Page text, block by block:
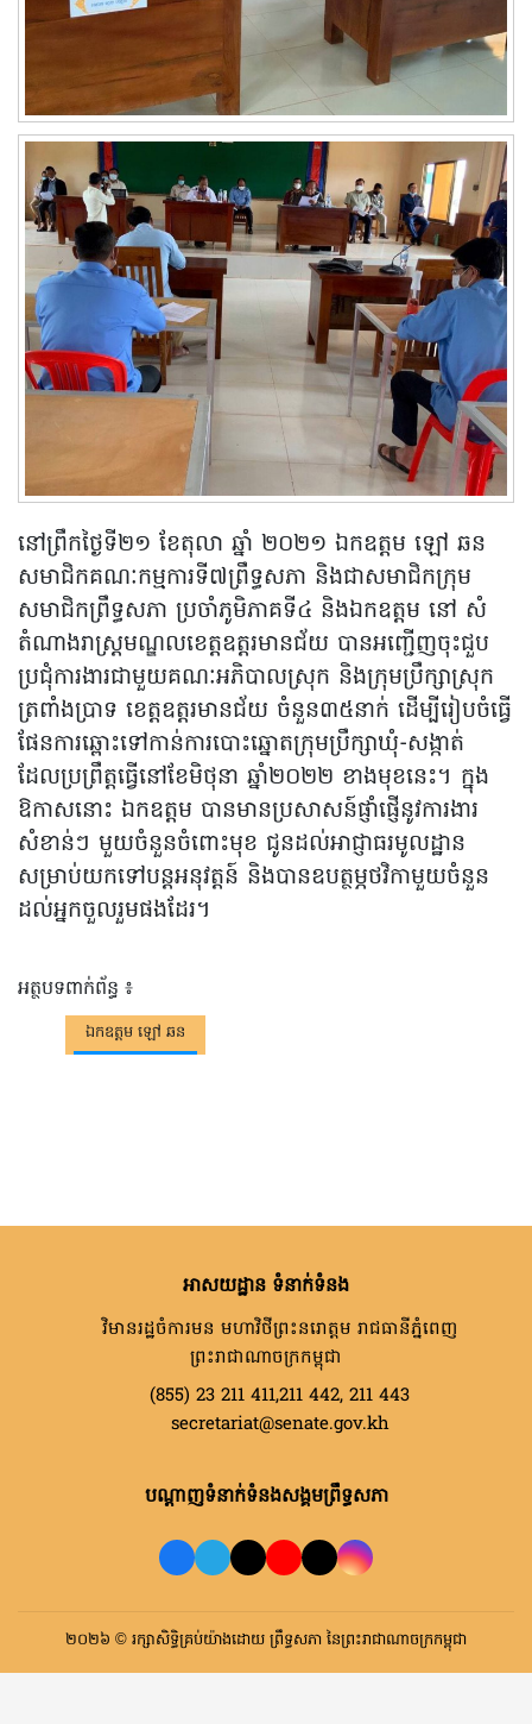
នៅព្រឹកថ្ងៃទី២១ ខែតុលា ឆ្នាំ ២០២១ ឯកឧត្តម ឡៅ ឆន
សមាជិកគណៈកម្មការទី៧ព្រឹទ្ធសភា និងជាសមាជិកក្រុម
សមាជិកព្រឹទ្ធសភា ប្រចាំភូមិភាគទី៤ និងឯកឧត្តម នៅ សំ
តំណាងរាស្រ្តមណ្ឌលខេត្តឧត្តរមានជ័យ បានអញ្ជើញចុះជួប
ប្រជុំការងារជាមួយគណៈអភិបាលស្រុក និងក្រុមប្រឹក្សាស្រុក
ត្រពាំងប្រាទ ខេត្តឧត្តរមានជ័យ ចំនួន៣៥នាក់ ដើម្បីរៀបចំធ្វើ
ផែនការឆ្ពោះទៅកាន់ការបោះឆ្នោតក្រុមប្រឹក្សាឃុំ-សង្កាត់
ដែលប្រព្រឹត្តធ្វើនៅខែមិថុនា ឆ្នាំ២០២២ ខាងមុខនេះ។ ក្នុង
ឱកាសនោះ ឯកឧត្តម បានមានប្រសាសន៍ផ្ញាំផ្ញើនូវការងារ
សំខាន់ៗ មួយចំនួនចំពោះមុខ ជូនដល់អាជ្ញាធរមូលដ្ឋាន
សម្រាប់យកទៅបន្តអនុវត្តន៍ និងបានឧបត្ថម្ភថវិកាមួយចំនួន
ដល់អ្នកចួលរួមផងដែរ។
អត្ថបទពាក់ព័ន្ធ ៖
ឯកឧត្តម ឡៅ​ ឆន
អាសយដ្ឋាន ទំនាក់ទំនង
វិមានរដ្ឋចំការមន មហាវិថីព្រះនរោត្តម រាជធានីភ្នំពេញ
ព្រះរាជាណាចក្រកម្ពុជា
(855) 23 211 411,211 442, 211 443
secretariat@senate.gov.kh
បណ្តាញទំនាក់ទំនងសង្គមព្រឹទ្ធសភា
២០២៦ © រក្សាសិទ្ធិគ្រប់យ៉ាងដោយ ព្រឹទ្ធសភា នៃព្រះរាជាណាចក្រកម្ពុជា